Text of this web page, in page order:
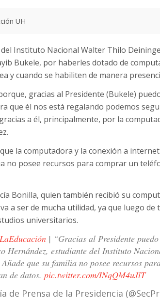
UH
Instituto Nacional Walter Thilo
Bukele, por haberles dotado de
y cuando se habiliten de manera
gracias al Presidente (Bukele)
que él nos está regalando podemos
a él, principalmente, por la
la computadora y la conexión a
no posee recursos para comprar un
Bonilla, quien también recibió su
a ser de mucha utilidad, ya que luego
universitarios.
| “Gracias al Presidente
Hernández, estudiante del Instituto
que su familia no posee recursos
de datos. pic.twitter.com/INqQM4uJlT
de Prensa de la Presidencia